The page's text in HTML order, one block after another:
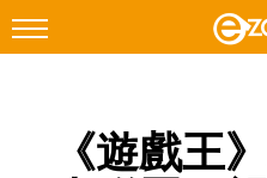
Facebook Instagram
《遊戲王